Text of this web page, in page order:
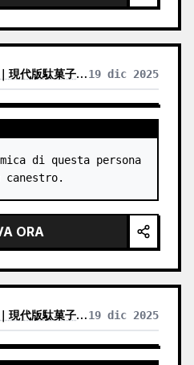
田商店｜スナックトミタ 19 dic 2025
di questa persona
canestro.
ORA
田商店｜スナックトミタ 19 dic 2025